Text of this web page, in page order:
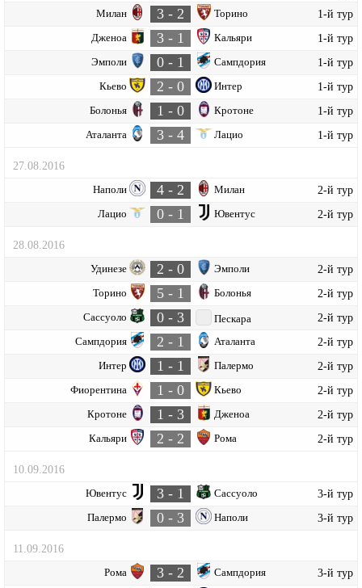
Милан 3 - 2 Торино 1-й тур
Дженоа 3 - 1 Кальяри 1-й тур
Эмполи 0 - 1 Сампдория 1-й тур
Кьево 2 - 0 Интер 1-й тур
Болонья 1 - 0 Кротоне 1-й тур
Аталанта 3 - 4 Лацио 1-й тур
27.08.2016
Наполи 4 - 2 Милан 2-й тур
Лацио 0 - 1 Ювентус 2-й тур
28.08.2016
Удинезе 2 - 0 Эмполи 2-й тур
Торино 5 - 1 Болонья 2-й тур
Сассуоло 0 - 3 Пескара 2-й тур
Сампдория 2 - 1 Аталанта 2-й тур
Интер 1 - 1 Палермо 2-й тур
Фиорентина 1 - 0 Кьево 2-й тур
Кротоне 1 - 3 Дженоа 2-й тур
Кальяри 2 - 2 Рома 2-й тур
10.09.2016
Ювентус 3 - 1 Сассуоло 3-й тур
Палермо 0 - 3 Наполи 3-й тур
11.09.2016
Рома 3 - 2 Сампдория 3-й тур